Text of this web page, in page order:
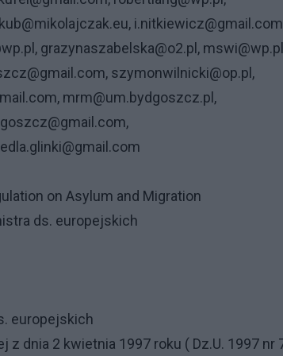
grazynaszabelska@o2.pl,
szymonwilnicki@op.pl,
mrm@um.bydgoszcz.pl,
on Asylum and Migration
ds. europejskich
europejskich
dnia 2 kwietnia 1997 roku ( Dz.U. 1997 nr